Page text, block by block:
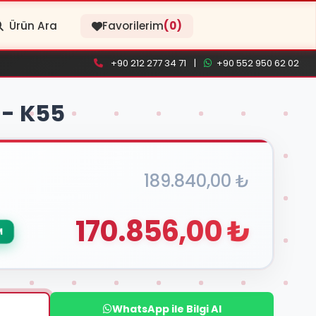
Ürün Ara Favorilerim(0)
+90 212 277 34 71 | +90 552 950 62 02
K55
189.840,00 ₺
170.856,00 ₺
WhatsApp ile Bilgi Al